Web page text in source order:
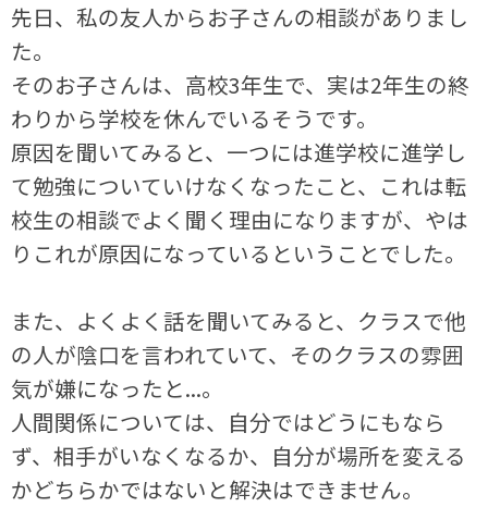
先日、私の友人からお子さんの相談がありまし
た。
そのお子さんは、高校3年生で、実は2年生の終
わりから学校を休んでいるそうです。
原因を聞いてみると、一つには進学校に進学し
て勉強についていけなくなったこと、これは転
校生の相談でよく聞く理由になりますが、やは
りこれが原因になっているということでした。
また、よくよく話を聞いてみると、クラスで他
の人が陰口を言われていて、そのクラスの雰囲
気が嫌になったと...。
人間関係については、自分ではどうにもなら
ず、相手がいなくなるか、自分が場所を変える
かどちらかではないと解決はできません。